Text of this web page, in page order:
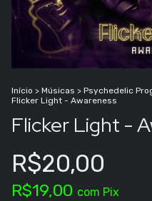
Início > Músicas > Psychedelic
Flicker Light - Awareness
Flicker Light -
R$20,00
R$19,00 com Pix